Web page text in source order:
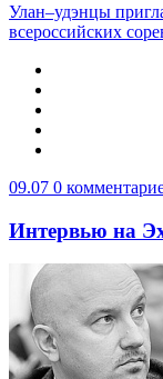
Улан–удэнцы
всероссийских
09.07 0
Интервью на